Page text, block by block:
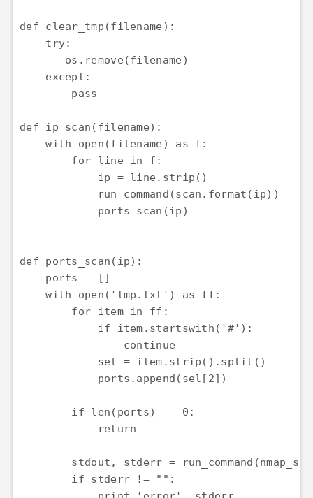
def clear_tmp(filename):
    try:
       os.remove(filename)
    except:
        pass
def ip_scan(filename):
    with open(filename) as f:
        for line in f:
            ip = line.strip()
            run_command(scan.format(ip))
            ports_scan(ip)
def ports_scan(ip):
    ports = []
    with open('tmp.txt') as ff:
        for item in ff:
            if item.startswith('#'):
                continue
            sel = item.strip().split()
            ports.append(sel[2])
        if len(ports) == 0:
            return
stdout, stderr =
        if stderr != "":